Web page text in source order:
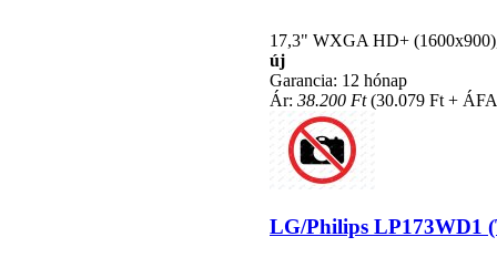
17,3" WXGA HD+
új
Garancia: 12 hónap
Ár: 38.200 Ft(30.079 Ft +
LG/Philips LP173WD1